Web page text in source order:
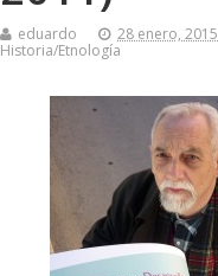
eduardo
28 enero, 2015
Historia/Etnología